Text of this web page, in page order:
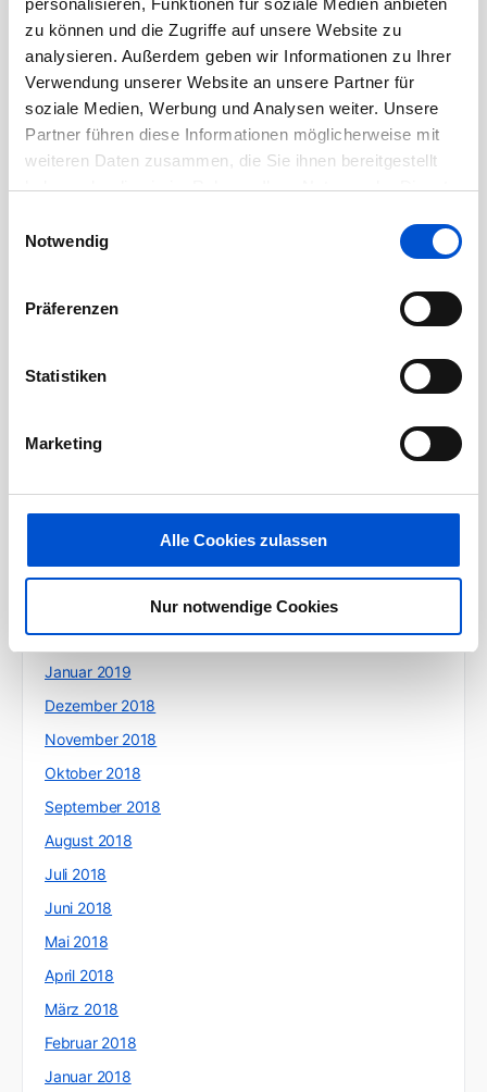
zu können und die Zugriffe auf unsere Website zu
analysieren. Außerdem geben wir Informationen zu Ihrer
Verwendung unserer Website an unsere Partner für
soziale Medien, Werbung und Analysen weiter. Unsere
Partner führen diese Informationen möglicherweise mit
weiteren Daten zusammen, die Sie ihnen bereitgestellt
haben oder die sie im Rahmen Ihrer Nutzung der Dienste
Notwendig
Präferenzen
Statistiken
Marketing
Alle Cookies zulassen
Nur notwendige Cookies
August 2020
Juli 2020
Juni 2020
Mai 2020
April 2020
Februar 2020
Dezember 2019
Oktober 2019
August 2019
April 2019
Februar 2019
Januar 2019
Dezember 2018
November 2018
Oktober 2018
September 2018
August 2018
Juli 2018
Juni 2018
Mai 2018
April 2018
März 2018
Februar 2018
Januar 2018